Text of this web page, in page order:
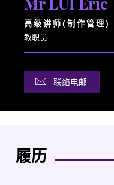
Mr LUI Eric
高 级 讲 师 ( 制 作 管 理 )
教职员
联络电邮
履历